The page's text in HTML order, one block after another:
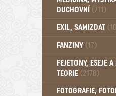
DUCHOVNÍ (711)
Okultismus (110)
EXIL, SAMIZDAT
FANZINY (17)
FEJETONY, ESEJE
TEORIE (2178)
Citáty, aforismy,
FOTOGRAFIE,